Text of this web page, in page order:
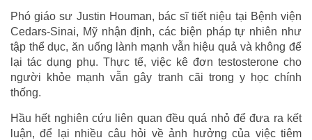
Phó giáo sư Justin Houman, bác sĩ tiết niệu tại Bệnh viện
Cedars-Sinai, Mỹ nhận định, các biện pháp tự nhiên như
tập thể dục, ăn uống lành mạnh vẫn hiệu quả và không để
lại tác dụng phụ. Thực tế, việc kê đơn testosterone cho
người khỏe mạnh vẫn gây tranh cãi trong y học chính
thống.
Hầu hết nghiên cứu liên quan đều quá nhỏ để đưa ra kết
luận, để lại nhiều câu hỏi về ảnh hưởng của việc tiêm